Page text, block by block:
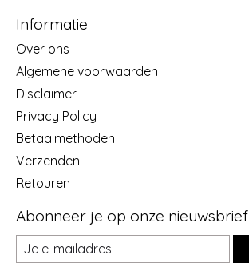
Informatie
Over ons
Algemene voorwaarden
Disclaimer
Privacy Policy
Betaalmethoden
Verzenden
Retouren
Abonneer je op onze nieuwsbrief